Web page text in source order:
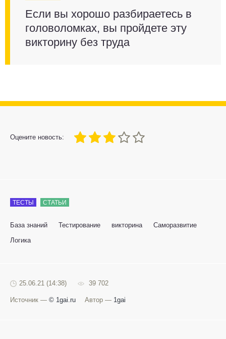
Если вы хорошо разбираетесь в
головоломках, вы пройдете эту
викторину без труда
Оцените новость:
60
1 3 4 5
ТЕСТЫ СТАТЬИ
База знаний Тестирование викторина
Саморазвитие
Логика
25.06.21 (14:38) 39 702
Источник — © 1gai.ru Автор — 1gai